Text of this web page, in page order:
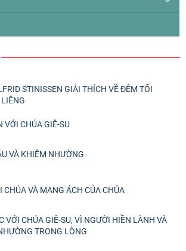
STINISSEN GIẢI THÍCH VỀ ĐÊM TỐI
VỚI CHÚA GIÊ-SU
VÀ KHIÊM NHƯỜNG
CHÚA VÀ MANG ÁCH CỦA CHÚA
VỚI CHÚA GIÊ-SU, VÌ NGƯỜI HIỀN LÀNH VÀ
TRONG LÒNG